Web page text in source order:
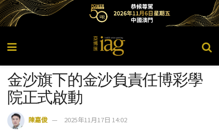
金沙旗下的金沙負責任博彩學
院正式啟動
陳嘉俊 2025年11月17日 14:02